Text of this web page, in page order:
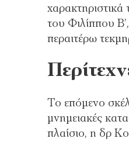
του Φιλίππου
περαιτέρω
Το επόμενο
μνημειακές
πλαίσιο, η δρ